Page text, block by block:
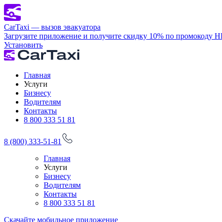
CarTaxi — вызов эвакуатора
Загрузите приложение и получите скидку 10% по промокоду
Установить
Главная
Услуги
Бизнесу
Водителям
Контакты
8 800 333 51 81
8 (800) 333-51-81
Главная
Услуги
Бизнесу
Водителям
Контакты
8 800 333 51 81
Скачайте мобильное приложение